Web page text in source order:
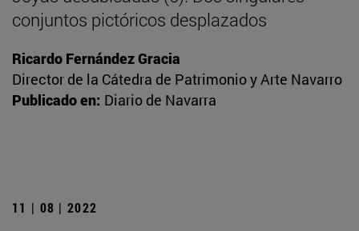
conjuntos pictóricos desplazados
Ricardo Fernández Gracia
Director de la Cátedra de Patrimonio y Arte Navarro
Publicado en: Diario de Navarra
11 | 08 | 2022